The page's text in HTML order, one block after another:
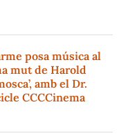
posa música al
mut de Harold
amb el Dr.
CCCCinema